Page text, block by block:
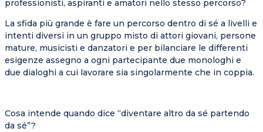
professionisti, aspiranti e amatori nello stesso percorso?
La sfida più grande è fare un percorso dentro di sé a livelli e
intenti diversi in un gruppo misto di attori giovani, persone
mature, musicisti e danzatori e per bilanciare le differenti
esigenze assegno a ogni partecipante due monologhi e
due dialoghi a cui lavorare sia singolarmente che in coppia.
Cosa intende quando dice “diventare altro da sé partendo
da sé”?